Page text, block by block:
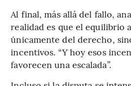
Al final, más allá del fallo,
realidad es que el equilibrio
únicamente del derecho,
incentivos. “Y hoy esos
favorecen una escalada”.